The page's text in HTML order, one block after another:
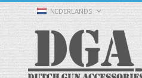
Ga
naar
de
inhoud
TAALNEDERLANDS